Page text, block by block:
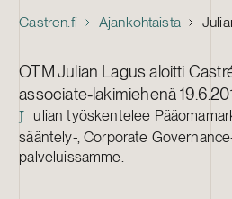
Castren.fi Ajankohtaista
OTM Julian Lagus aloitti
associate-lakimiehenä
J
ulian työskentelee
sääntely-, Corporate
palveluissamme.